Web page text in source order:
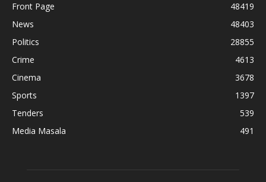
Front Page
48419
News
48403
Politics
28855
Crime
4613
Cinema
3678
Sports
1397
Tenders
539
Media Masala
491